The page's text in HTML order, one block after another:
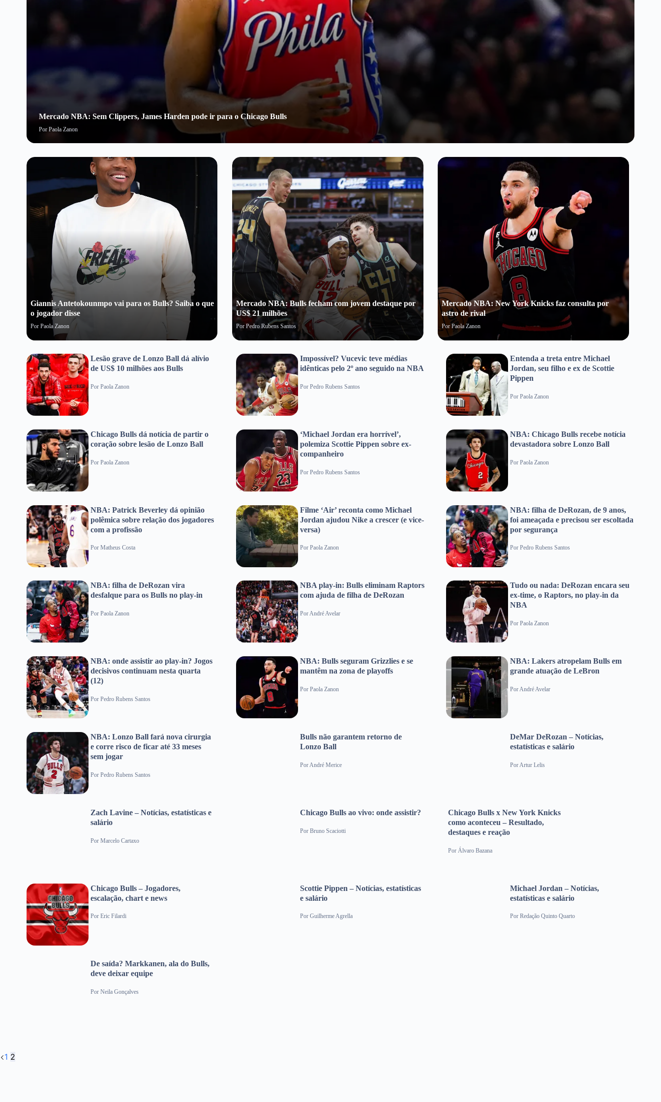
Mercado NBA: Sem Clippers, James Harden pode ir para o Chicago Bulls
Por Paola Zanon
Giannis Antetokounmpo vai para os Bulls? Saiba o que
o jogador disse
Por Paola Zanon
Mercado NBA: Bulls fecham com jovem destaque por
US$ 21 milhões
Por Pedro Rubens Santos
Mercado NBA: New York Knicks faz consulta por
astro de rival
PorPaola Zanon
Lesão grave de Lonzo Ball dá alívio
de US$ 10 milhões aos Bulls
Por Paola Zanon
Impossível? Vucevic teve médias
idênticas pelo 2º ano seguido na NBA
PorPedro Rubens Santos
Entenda a treta entre Michael
Jordan, seu filho e ex de Scottie
Pippen
Por Paola Zanon
Chicago Bulls dá notícia de partir o
coração sobre lesão de Lonzo Ball
Por Paola Zanon
‘Michael Jordan era horrível’,
polemiza Scottie Pippen sobre ex-
companheiro
PorPedro Rubens Santos
NBA: Chicago Bulls recebe notícia
devastadora sobre Lonzo Ball
Por Paola Zanon
NBA: Patrick Beverley dá opinião
polêmica sobre relação dos jogadores
com a profissão
Por Matheus Costa
Filme ‘Air’ reconta como Michael
Jordan ajudou Nike a crescer (e vice-
versa)
PorPaola Zanon
NBA: filha de DeRozan, de 9 anos,
foi ameaçada e precisou ser escoltada
por segurança
Por Pedro Rubens Santos
NBA: filha de DeRozan vira
desfalque para os Bulls no play-in
Por Paola Zanon
NBA play-in: Bulls eliminam Raptors
com ajuda de filha de DeRozan
PorAndré Avelar
Tudo ou nada: DeRozan encara seu
ex-time, o Raptors, no play-in da
NBA
Por Paola Zanon
NBA: onde assistir ao play-in? Jogos
decisivos continuam nesta quarta
(12)
Por Pedro Rubens Santos
NBA: Bulls seguram Grizzlies e se
mantêm na zona de playoffs
PorPaola Zanon
NBA: Lakers atropelam Bulls em
grande atuação de LeBron
PorAndré Avelar
NBA: Lonzo Ball fará nova cirurgia
e corre risco de ficar até 33 meses
sem jogar
Por Pedro Rubens Santos
Bulls não garantem retorno de
Lonzo Ball
PorAndré Merice
DeMar DeRozan – Notícias,
estatísticas e salário
PorArtur Lelis
Zach Lavine – Notícias, estatísticas e
salário
Por Marcelo Cartaxo
Chicago Bulls ao vivo: onde assistir?
PorBruno Scaciotti
Chicago Bulls x New York Knicks
como aconteceu – Resultado,
destaques e reação
Por Álvaro Bazana
Chicago Bulls – Jogadores,
escalação, chart e news
Por Eric Filardi
Scottie Pippen – Notícias, estatísticas
e salário
PorGuilherme Agrella
Michael Jordan – Notícias,
estatísticas e salário
Por Redação Quinto Quarto
De saída? Markkanen, ala do Bulls,
deve deixar equipe
Por Neila Gonçalves
1 2